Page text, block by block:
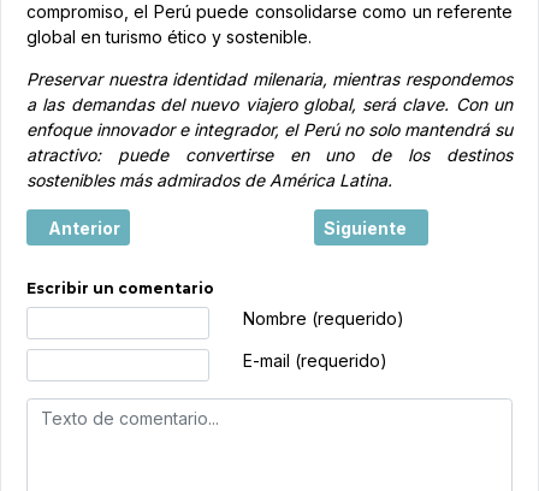
compromiso, el Perú puede consolidarse como un referente
global en turismo ético y sostenible.
Preservar nuestra identidad milenaria, mientras respondemos
a las demandas del nuevo viajero global, será clave. Con un
enfoque innovador e integrador, el Perú no solo mantendrá su
atractivo: puede convertirse en uno de los destinos
sostenibles más admirados de América Latina.
Artículo anterior: “El futuro del Perú se construye con
Anterior Artículo siguiente: El
Siguiente
Escribir un comentario
Nombre (requerido)
E-mail (requerido)